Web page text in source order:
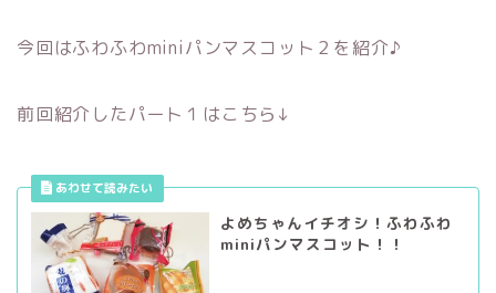
今回はふわふわminiパンマスコット２を紹介♪
前回紹介したパート１はこちら↓
よめちゃんイチオシ！ふわふわ
miniパンマスコット！！